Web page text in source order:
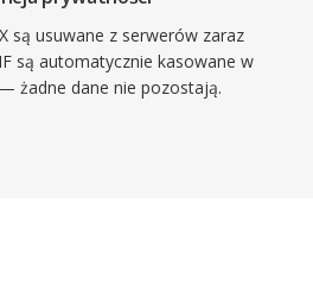
są usuwane z serwerów zaraz
są automatycznie kasowane w
żadne dane nie pozostają.